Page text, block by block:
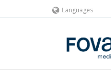
Languages